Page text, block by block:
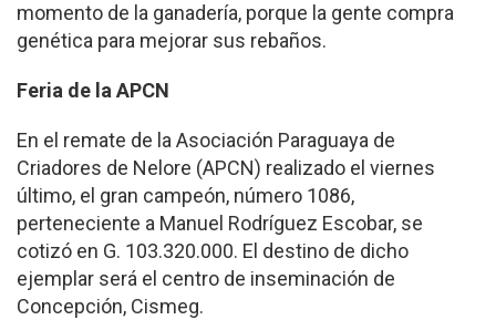
momento de la ganadería, porque la gente compra
genética para mejorar sus rebaños.
Feria de la APCN
En el remate de la Asociación Paraguaya de
Criadores de Nelore (APCN) realizado el viernes
último, el gran campeón, número 1086,
perteneciente a Manuel Rodríguez Escobar, se
cotizó en G. 103.320.000. El destino de dicho
ejemplar será el centro de inseminación de
Concepción, Cismeg.